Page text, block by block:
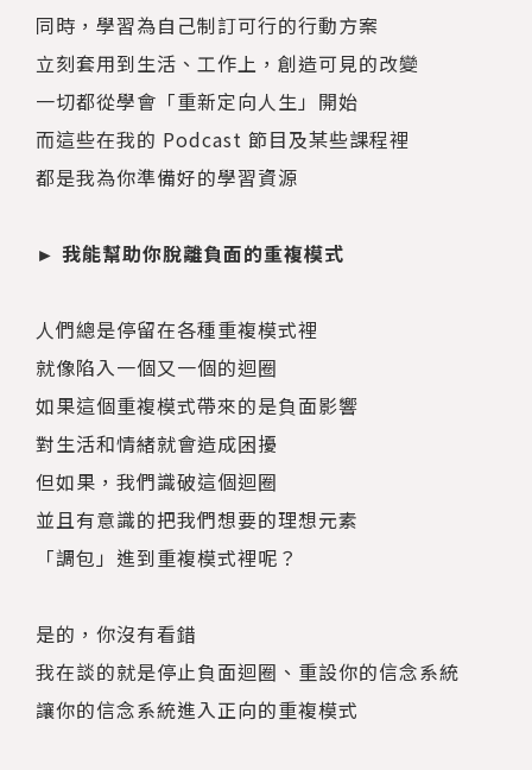
同時，學習為自己制訂可行的行動方案
立刻套用到生活、工作上，創造可見的改變
一切都從學會「重新定向人生」開始
而這些在我的 Podcast 節目及某些課程裡
都是我為你準備好的學習資源
► 我能幫助你脫離負面的重複模式
人們總是停留在各種重複模式裡
就像陷入一個又一個的迴圈
如果這個重複模式帶來的是負面影響
對生活和情緒就會造成困擾
但如果，我們識破這個迴圈
並且有意識的把我們想要的理想元素
「調包」進到重複模式裡呢？
是的，你沒有看錯
我在談的就是停止負面迴圈、重設你的信念系統
讓你的信念系統進入正向的重複模式